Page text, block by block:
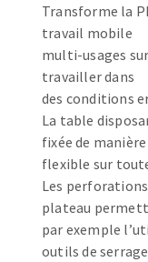
MACHINES
Scies à
Perceuses
Perceuses
Affuteurs
Tourets
Ponceuses
Fraises scies
Transforme la
travail mobile
multi-usages
travailler dans
des conditions
La table
fixée de manière
flexible sur
Les
plateau
par exemple
outils de serrage